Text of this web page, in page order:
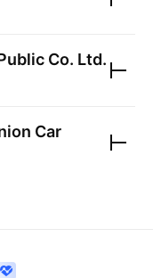
Co. Ltd.
Car